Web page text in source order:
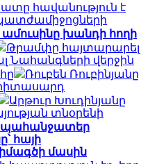
հավանություն է
ամուսինը խանդի հողի
Թրամփը հայտարարել
Նահանգների վերջին
Ռուբեն Ռուբինյանը
Արթուր Խուդինյանը
տնօրենի
պահանջատեր
հայի
մասին